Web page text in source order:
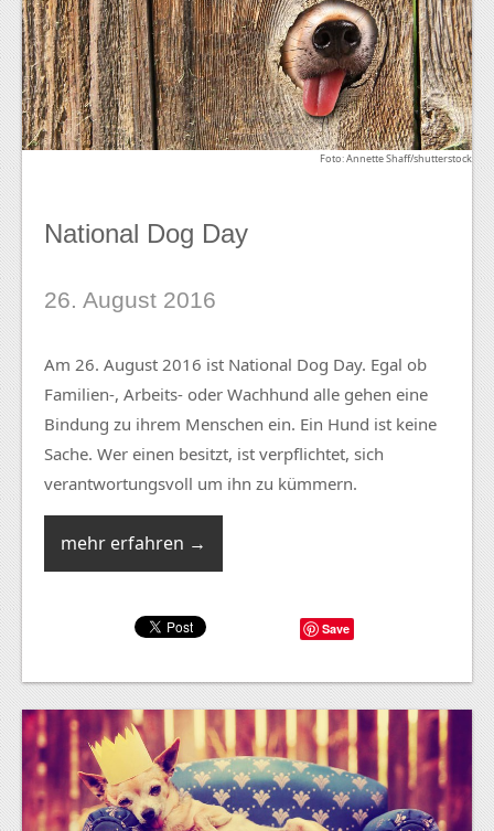
Foto: Annette Shaff/shutterstock
National Dog Day
26. August 2016
Am 26. August 2016 ist National Dog Day. Egal ob
Familien-, Arbeits- oder Wachhund alle gehen eine
Bindung zu ihrem Menschen ein. Ein Hund ist keine
Sache. Wer einen besitzt, ist verpflichtet, sich
verantwortungsvoll um ihn zu kümmern.
mehr erfahren →
Save